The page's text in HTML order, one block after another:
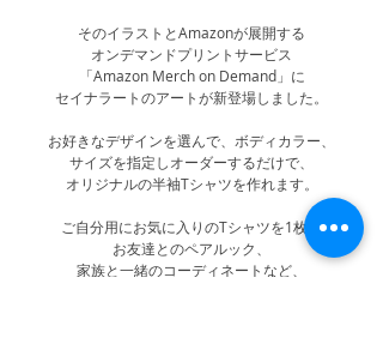
そのイラストとAmazonが展開する
オンデマンドプリントサービス
「Amazon Merch on Demand」に
セイナラートのアートが新登場しました。
お好きなデザインを選んで、ボディカラー、
サイズを指定しオーダーするだけで、
オリジナルの半袖Tシャツを作れます。
ご自分用にお気に入りのTシャツを1枚、
お友達とのペアルック、
家族と一緒のコーディネートなど、